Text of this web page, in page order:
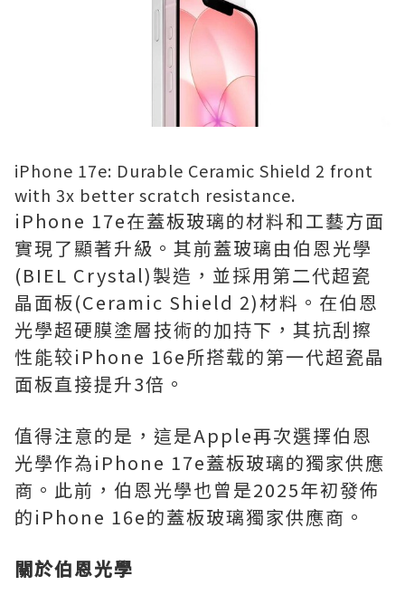
iPhone 17e: Durable Ceramic Shield 2 front
with 3x better scratch resistance.
iPhone 17e在蓋板玻璃的材料和工藝方面
實現了顯著升級。其前蓋玻璃由伯恩光學
(BIEL Crystal)製造，並採用第二代超瓷
晶面板(Ceramic Shield 2)材料。在伯恩
光學超硬膜塗層技術的加持下，其抗刮擦
性能较iPhone 16e所搭载的第一代超瓷晶
面板直接提升3倍。
值得注意的是，這是Apple再次選擇伯恩
光學作為iPhone 17e蓋板玻璃的獨家供應
商。此前，伯恩光學也曾是2025年初發佈
的iPhone 16e的蓋板玻璃獨家供應商。
關於伯恩光學